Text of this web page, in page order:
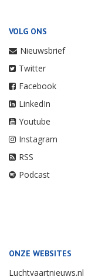
VOLG ONS
Nieuwsbrief
Twitter
Facebook
LinkedIn
Youtube
Instagram
RSS
Podcast
ONZE WEBSITES
Luchtvaartnieuws.nl